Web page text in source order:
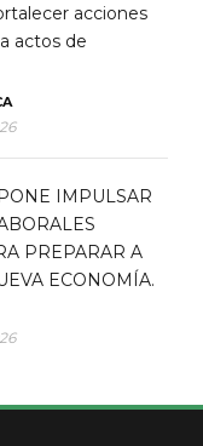
acciones
actos de
IMPULSAR
PREPARAR A
ECONOMÍA.